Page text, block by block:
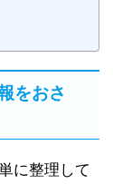
をおさ
に整理して